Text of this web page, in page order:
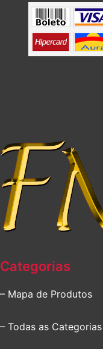
Categorias
– Mapa de Produtos
– Todas as Categorias